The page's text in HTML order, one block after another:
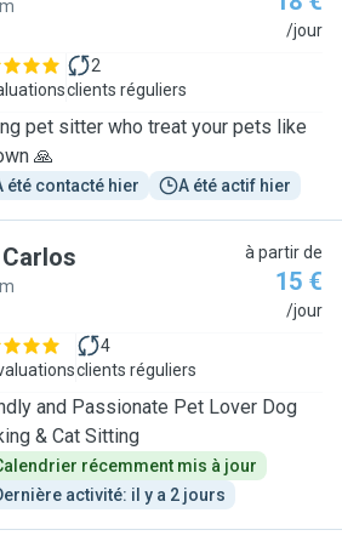
/jour
2
clients réguliers
pet sitter who treat your pets like
🙏
été contacté hier A été actif hier
Carlos à partir de
15 €
/jour
4
clients réguliers
and Passionate Pet Lover Dog
& Cat Sitting
récemment mis à jour
activité: il y a 2 jours